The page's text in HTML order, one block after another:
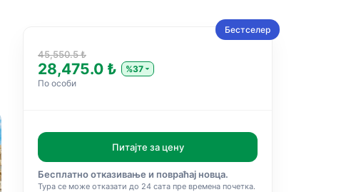
Бестселер
45,550.5 ₺
28,475.0 ₺
%37
По особи
Питајте за цену
Бесплатно отказивање и повраћај новца.
Тура се може отказати до 24 сата пре времена почетка.